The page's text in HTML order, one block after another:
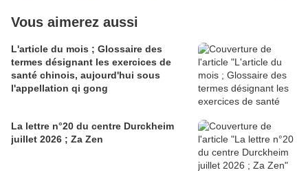
Vous aimerez aussi
L'article du mois ; Glossaire des
termes désignant les exercices de
santé chinois, aujourd'hui sous
l'appellation qi gong
La lettre n°20 du centre Durckheim
juillet 2026 ; Za Zen